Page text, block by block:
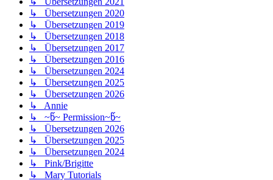
↳ Übersetzungen 2020
↳ Übersetzungen 2019
↳ Übersetzungen 2018
↳ Übersetzungen 2017
↳ Übersetzungen 2016
↳ Übersetzungen 2024
↳ Übersetzungen 2025
↳ Übersetzungen 2026
↳ Annie
↳ ~წ~ Permission~წ~
↳ Übersetzungen 2026
↳ Übersetzungen 2025
↳ Übersetzungen 2024
↳ Pink/Brigitte
↳ Mary Tutorials